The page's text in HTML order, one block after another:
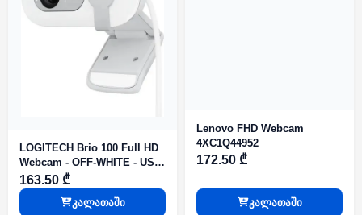
LOGITECH Brio 100 Full HD
Webcam - OFF-WHITE - USB
- EMEA28-935
163.50 ₾
კალათაში
Lenovo FHD Webcam
4XC1Q44952
172.50 ₾
კალათაში